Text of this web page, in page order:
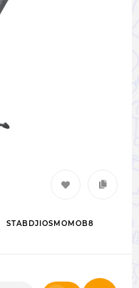
STABDJIOSMOMOB8